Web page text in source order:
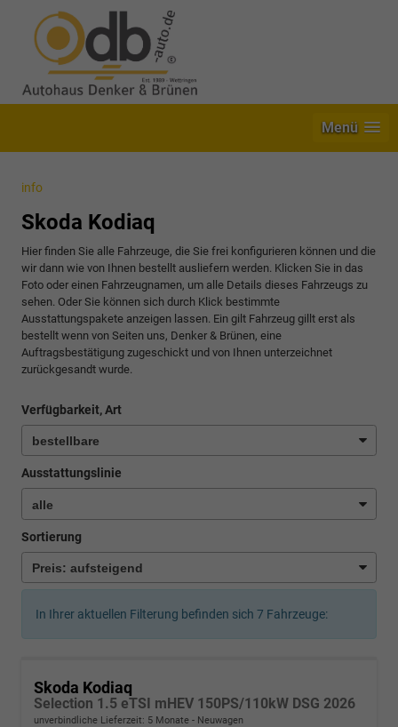
Menü
info
Skoda Kodiaq
Hier finden Sie alle Fahrzeuge, die Sie frei konfigurieren können und die
wir dann wie von Ihnen bestellt ausliefern werden. Klicken Sie in das
Foto oder einen Fahrzeugnamen, um alle Details dieses Fahrzeugs zu
sehen. Oder Sie können sich durch Klick bestimmte
Ausstattungspakete anzeigen lassen. Ein gilt Fahrzeug gillt erst als
bestellt wenn von Seiten uns, Denker & Brünen, eine
Auftragsbestätigung zugeschickt und von Ihnen unterzeichnet
zurückgesandt wurde.
Verfügbarkeit, Art
Ausstattungslinie
Sortierung
In Ihrer aktuellen Filterung befinden sich 7 Fahrzeuge:
Skoda Kodiaq
Selection 1.5 eTSI mHEV 150PS/110kW DSG 2026
unverbindliche Lieferzeit: 5 Monate Neuwagen